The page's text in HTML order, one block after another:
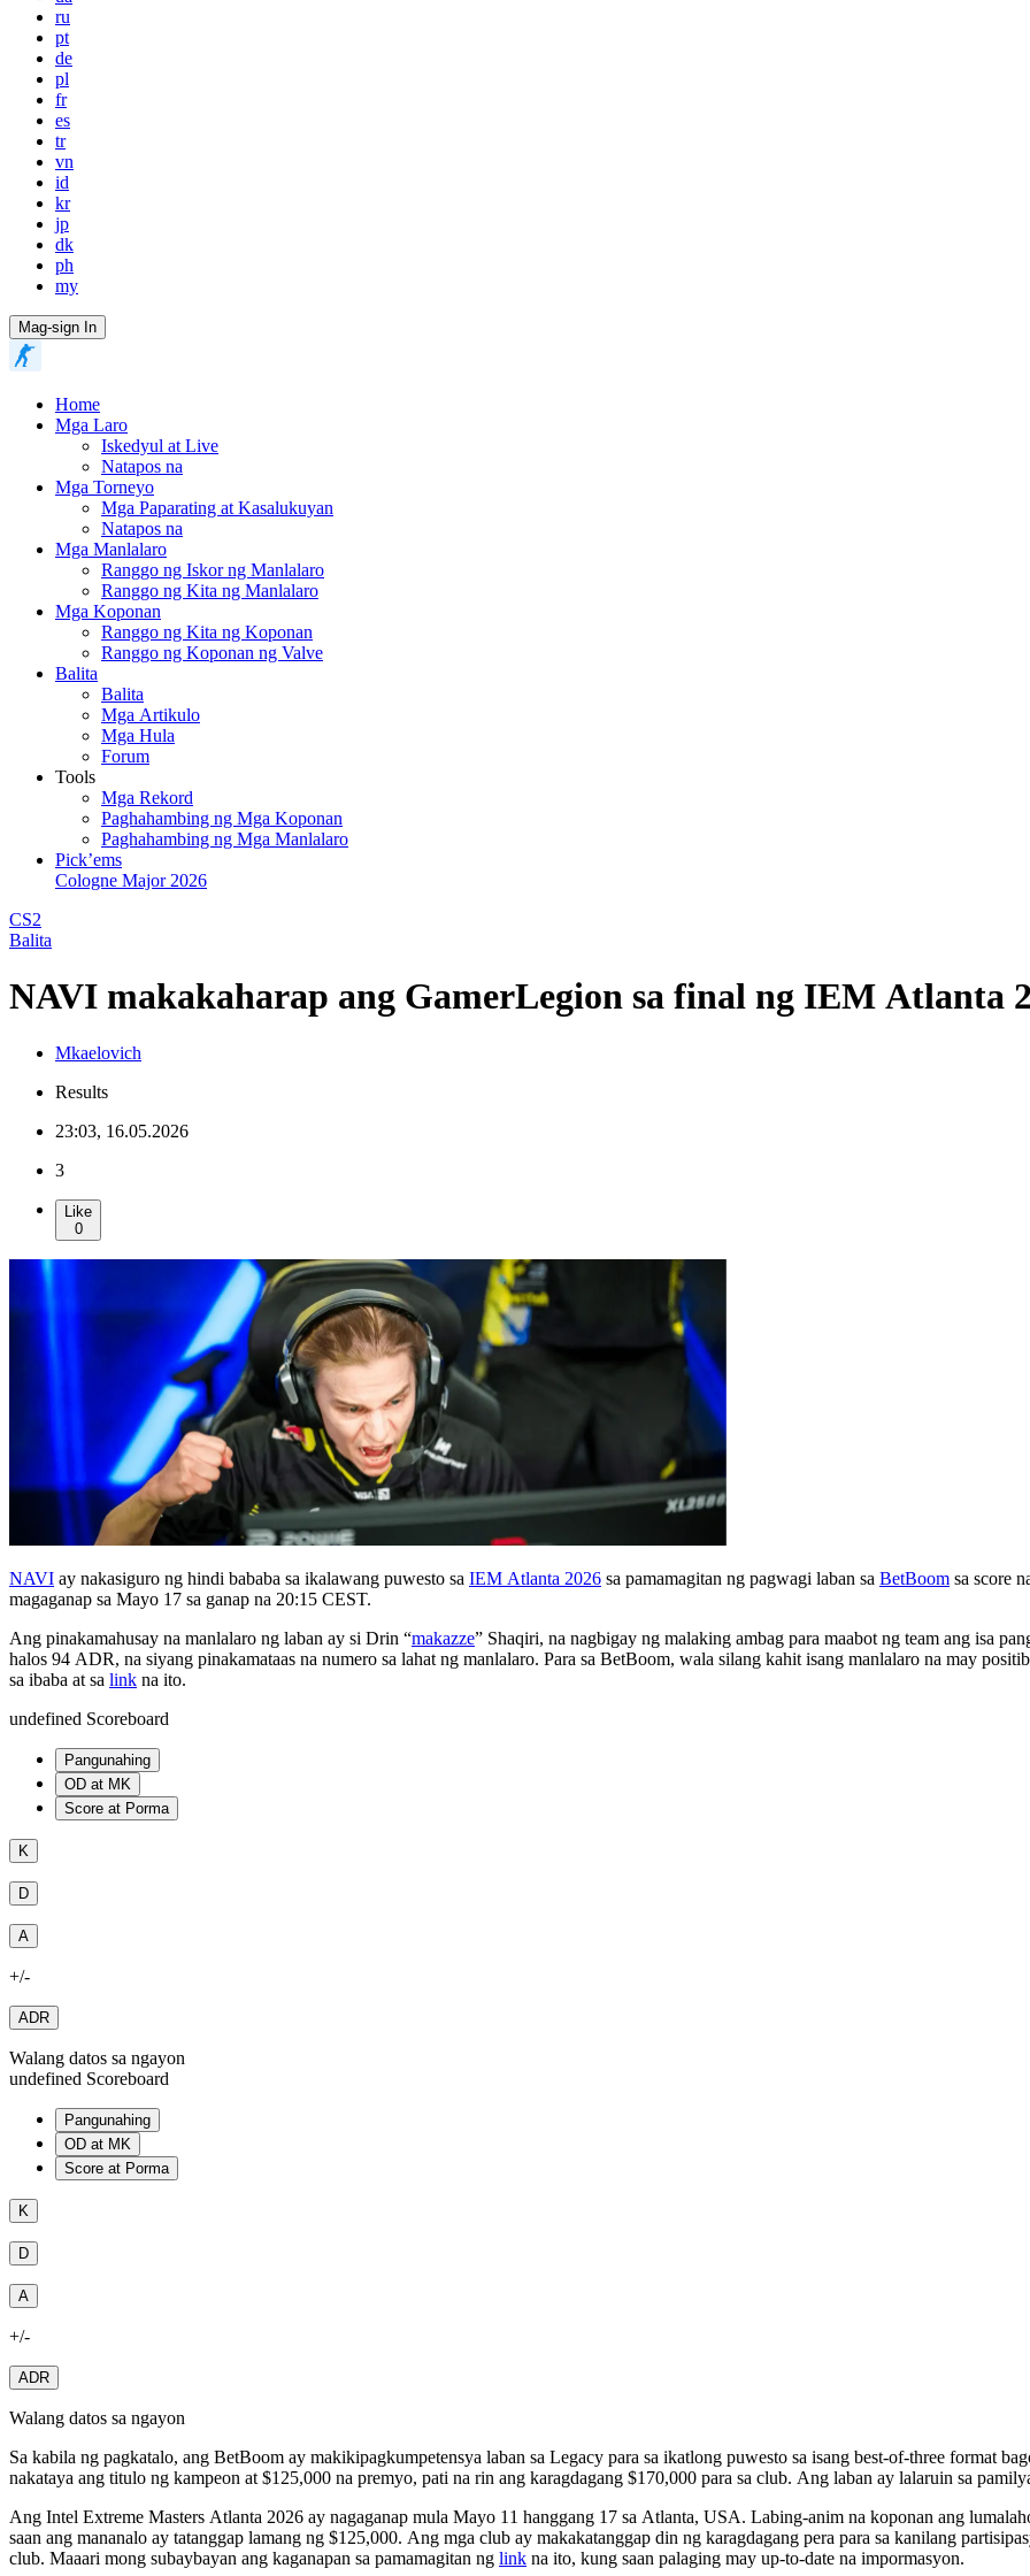
ru
pt
de
pl
fr
es
tr
vn
id
kr
jp
dk
ph
my
Mag-sign In
Home
Mga Laro
Iskedyul at Live
Natapos na
Mga Torneyo
Mga Paparating at Kasalukuyan
Natapos na
Mga Manlalaro
Ranggo ng Iskor ng Manlalaro
Ranggo ng Kita ng Manlalaro
Mga Koponan
Ranggo ng Kita ng Koponan
Ranggo ng Koponan ng Valve
Balita
Balita
Mga Artikulo
Mga Hula
Forum
Tools
Mga Rekord
Paghahambing ng Mga Koponan
Paghahambing ng Mga Manlalaro
Pick’ems
Cologne Major 2026
CS2
Balita
NAVI makakaharap ang GamerLegion sa final ng IEM Atlanta
Mkaelovich
Results
23:03, 16.05.2026
3
Like
0
NAVI ay nakasiguro ng hindi bababa sa ikalawang puwesto sa IEM Atlanta 2026 sa pamamagitan ng pagwagi laban sa BetBoom sa score
magaganap sa Mayo 17 sa ganap na 20:15 CEST.
Ang pinakamahusay na manlalaro ng laban ay si Drin “makazze” Shaqiri, na nagbigay ng malaking ambag para maabot ng team ang isa
halos 94 ADR, na siyang pinakamataas na numero sa lahat ng manlalaro. Para sa BetBoom, wala silang kahit isang manlalaro na may
sa ibaba at sa link na ito.
undefined Scoreboard
Pangunahing
OD at MK
Score at Porma
K
D
A
+/-
ADR
Walang datos sa ngayon
undefined Scoreboard
Pangunahing
OD at MK
Score at Porma
K
D
A
+/-
ADR
Walang datos sa ngayon
Sa kabila ng pagkatalo, ang BetBoom ay makikipagkumpetensya laban sa Legacy para sa ikatlong puwesto sa isang best-of-three format
nakataya ang titulo ng kampeon at $125,000 na premyo, pati na rin ang karagdagang $170,000 para sa club. Ang laban ay lalaruin sa
Ang Intel Extreme Masters Atlanta 2026 ay nagaganap mula Mayo 11 hanggang 17 sa Atlanta, USA. Labing-anim na koponan ang
saan ang mananalo ay tatanggap lamang ng $125,000. Ang mga club ay makakatanggap din ng karagdagang pera para sa kanilang
club. Maaari mong subaybayan ang kaganapan sa pamamagitan ng link na ito, kung saan palaging may up-to-date na impormasyon.